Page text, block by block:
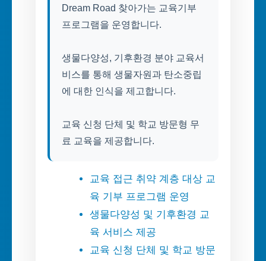
Dream Road 찾아가는 교육기부
프로그램을 운영합니다.
생물다양성, 기후환경 분야 교육서
비스를 통해 생물자원과 탄소중립
에 대한 인식을 제고합니다.
교육 신청 단체 및 학교 방문형 무
료 교육을 제공합니다.
교육 접근 취약 계층 대상 교
육 기부 프로그램 운영
생물다양성 및 기후환경 교
육 서비스 제공
교육 신청 단체 및 학교 방문